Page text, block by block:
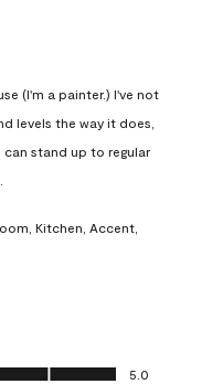
(I'm a painter.) I've not
levels the way it does,
stand up to regular
Kitchen, Accent,
5.0